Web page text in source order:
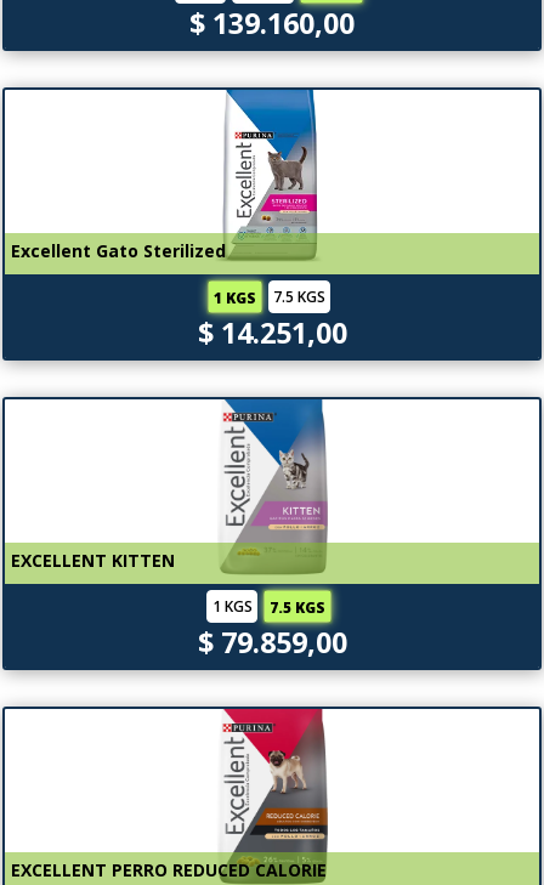
$ 139.160,00
Excellent Gato Sterilized
1 KGS 7.5 KGS
$ 14.251,00
EXCELLENT KITTEN
1 KGS 7.5 KGS
$ 79.859,00
EXCELLENT PERRO REDUCED CALORIE